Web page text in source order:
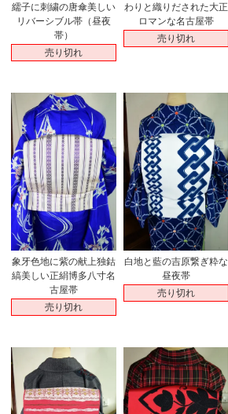
繻子に刺繍の唐傘美しい
リバーシブル帯（昼夜
帯）
売り切れ
わりと織りだされた大正
ロマンな名古屋帯
売り切れ
象牙色地に紫の献上独鈷
縞美しい正絹博多八寸名
古屋帯
売り切れ
白地と藍の吉原繋ぎ粋な
昼夜帯
売り切れ